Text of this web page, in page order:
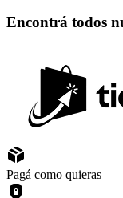
Encontrá todos
Pagá como quieras